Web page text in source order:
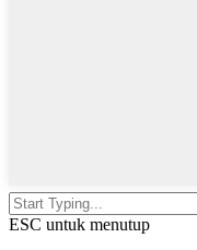
ESC untuk menutup